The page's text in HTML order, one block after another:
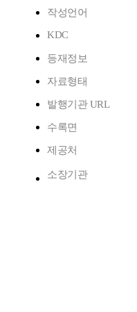
작성언어
KDC
등재정보
자료형태
발행기관 URL
수록면
제공처
소장기관